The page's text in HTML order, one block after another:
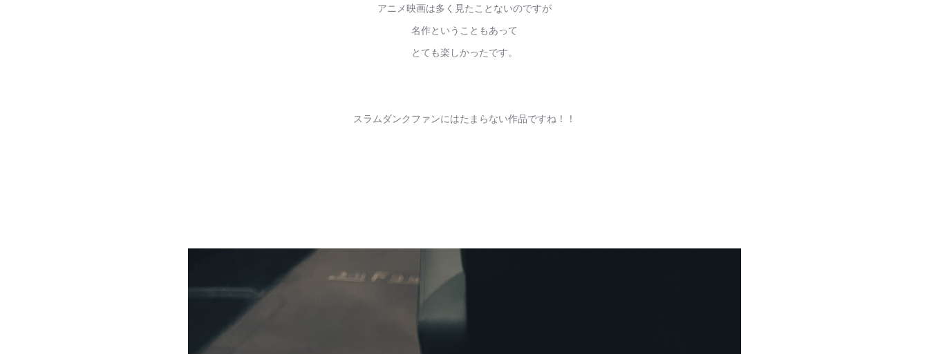
アニメ映画は多く見たことないのですが
名作ということもあって
とても楽しかったです。
スラムダンクファンにはたまらない作品ですね！！